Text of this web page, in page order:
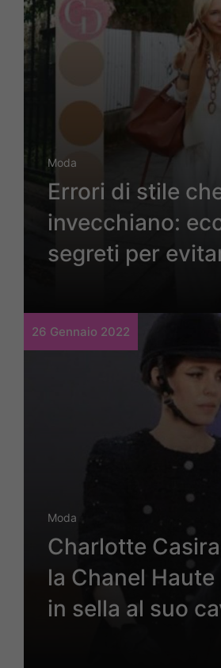
Moda
Errori di stile
invecchiano:
segreti per
26 Gennaio 2022
Moda
Charlotte
la Chanel
in sella al suo